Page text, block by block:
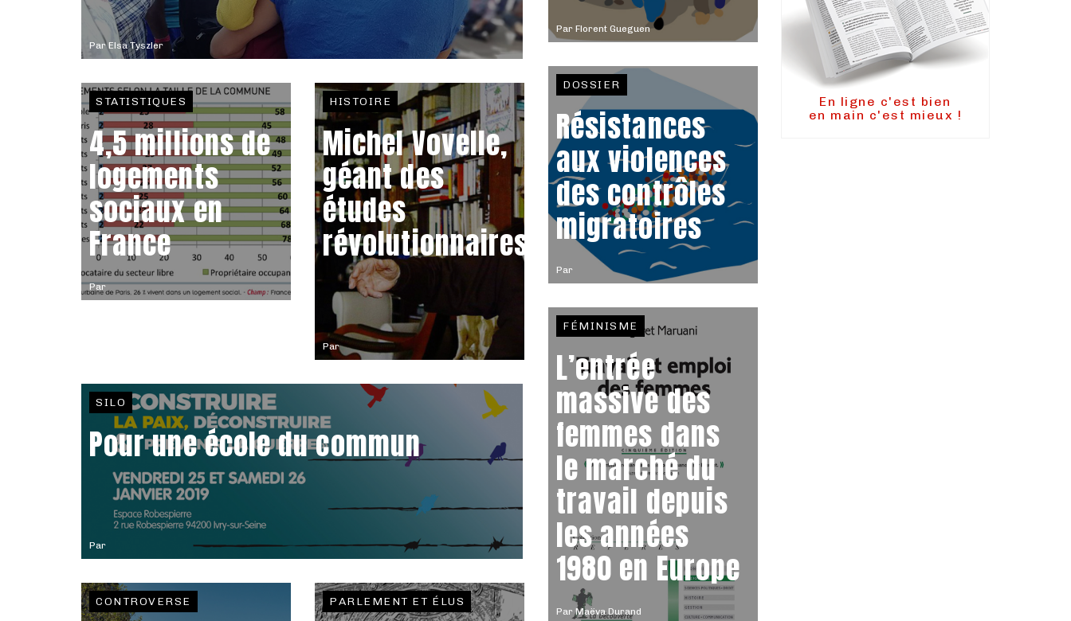
Par Florent Gueguen
ParElsa Tyszler
Par
DOSSIER
Résistances
aux violences
des contrôles
migratoires
Par
STATISTIQUES
4,5 millions de
logements
sociaux en
France
Par
HISTOIRE
Michel Vovelle,
géant des
études
révolutionnaires
Par
SILO
Pour une école du commun
ParMaëva Durand
FÉMINISME
L’entrée
massive des
femmes dans
le marché du
travail depuis
les années
1980 en Europe
CONTROVERSE PARLEMENT ET ÉLUS
En ligne c'est bien
en main c'est mieux !